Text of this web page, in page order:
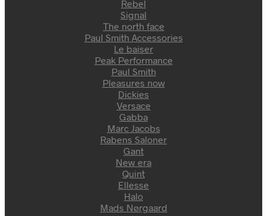
Rebel
Signal
The north face
Paul Smith Accessories
Le baiser
Peak Performance
Paul Smith
Pleasures now
Dickies
Versace
Gabba
Marc Jacobs
Rabens Saloner
Gant
New era
Quint
Ellesse
Halo
Mads Nørgaard